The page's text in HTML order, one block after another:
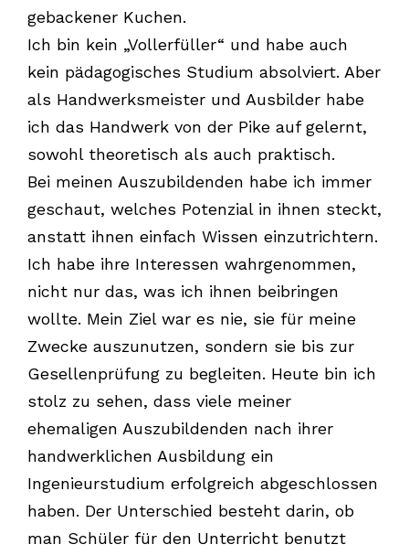
gebackener Kuchen.
Ich bin kein „Vollerfüller“ und habe auch
kein pädagogisches Studium absolviert. Aber
als Handwerksmeister und Ausbilder habe
ich das Handwerk von der Pike auf gelernt,
sowohl theoretisch als auch praktisch.
Bei meinen Auszubildenden habe ich immer
geschaut, welches Potenzial in ihnen steckt,
anstatt ihnen einfach Wissen einzutrichtern.
Ich habe ihre Interessen wahrgenommen,
nicht nur das, was ich ihnen beibringen
wollte. Mein Ziel war es nie, sie für meine
Zwecke auszunutzen, sondern sie bis zur
Gesellenprüfung zu begleiten. Heute bin ich
stolz zu sehen, dass viele meiner
ehemaligen Auszubildenden nach ihrer
handwerklichen Ausbildung ein
Ingenieurstudium erfolgreich abgeschlossen
haben. Der Unterschied besteht darin, ob
man Schüler für den Unterricht benutzt